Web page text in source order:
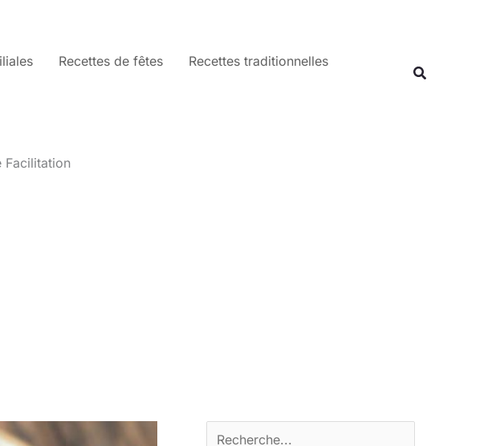
Recettes de fêtes
Recettes traditionnelles
Facilitation
Rechercher